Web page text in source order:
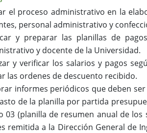
el proceso administrativo en la
personal administrativo y
y preparar las planillas de
y docente de la Universidad.
y verificar los salarios y pagos
las ordenes de descuento recibido.
informes periódicos que deben
de la planilla por partida
03 (planilla de resumen anual de
remitida a la Dirección General de